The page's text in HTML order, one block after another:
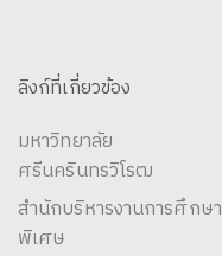
ลิงก์ที่เกี่ยวข้อง
มหาวิทยาลัย
ศรีนครินทรวิโรฒ
สำนักบริหารงานการศึกษา
พิเศษ